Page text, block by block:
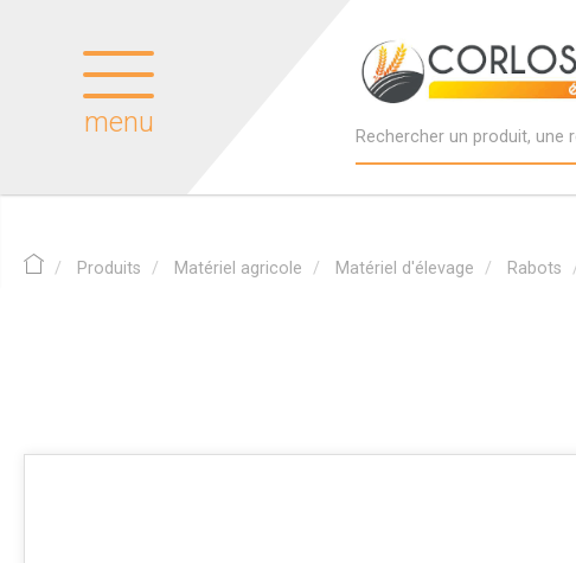
menu
Produits Matériel agricole Matériel d'élevage Rabots